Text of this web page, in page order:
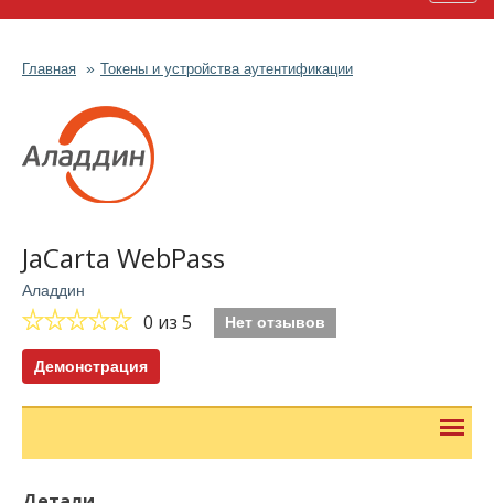
Главная Токены и устройства аутентификации
JaCarta WebPass
Аладдин
0 из 5 Нет отзывов
Демонстрация